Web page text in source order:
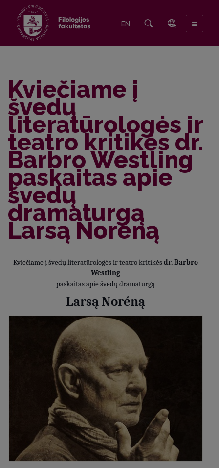
EN
Kviečiame į
švedų
literatūrologės ir
teatro kritikės dr.
Barbro Westling
paskaitas apie
švedų
dramaturgą
Larsą Noréną
Kviečiame į švedų literatūrologės ir teatro kritikėsdr.Barbro
Westling
paskaitas apie švedų dramaturgą
Larsą Noréną